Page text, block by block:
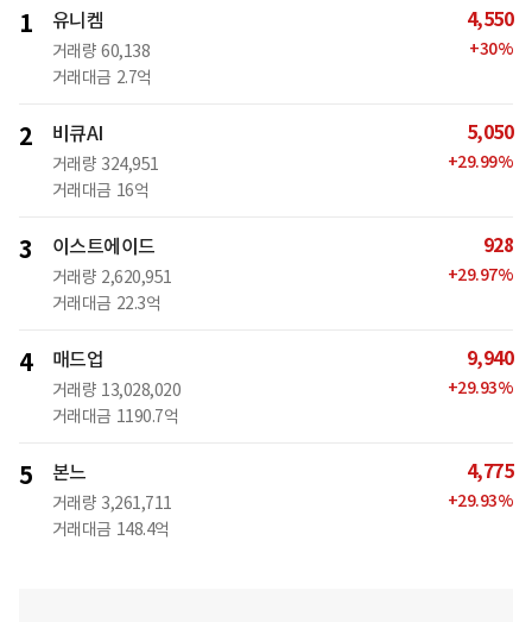
1 유니켐
거래량 60,138
거래대금 2.7억
4,550
+30%
2 비큐AI
거래량 324,951
거래대금 16억
5,050
+29.99%
3 이스트에이드
거래량 2,620,951
거래대금 22.3억
928
+29.97%
4 매드업
거래량 13,028,020
거래대금 1190.7억
9,940
+29.93%
5 본느
거래량 3,261,711
거래대금 148.4억
4,775
+29.93%